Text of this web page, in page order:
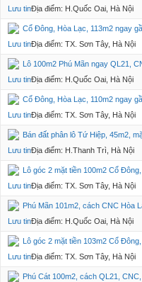
Lưu tinĐịa điểm: H.Quốc Oai, Hà Nội
Cổ Đông, Hòa Lạc, 113m2 ngay
Lưu tinĐịa điểm: TX. Sơn Tây, Hà Nội
Lô 100m2 Phú Mãn ngay QL21,
Lưu tinĐịa điểm: H.Quốc Oai, Hà Nội
Cổ Đông, Hòa Lạc, 110m2 ngay
Lưu tinĐịa điểm: TX. Sơn Tây, Hà Nội
Bán đất phân lô Tứ Hiệp, 45m2,
Lưu tinĐịa điểm: H.Thanh Trì, Hà Nội
Lô góc 2 mặt tiền 100m2 Cổ
Lưu tinĐịa điểm: TX. Sơn Tây, Hà Nội
Phú Mãn 101m2, cách CNC Hòa
Lưu tinĐịa điểm: H.Quốc Oai, Hà Nội
Lô góc 2 mặt tiền 103m2 Cổ
Lưu tinĐịa điểm: TX. Sơn Tây, Hà Nội
Phú Cát 100m2, cách QL21,